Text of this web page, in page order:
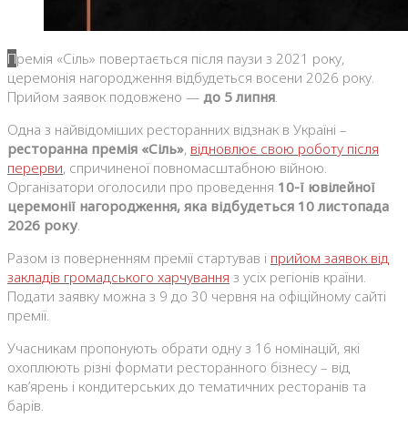
Премія «Сіль» повертається після паузи з 2021 року,
церемонія нагородження відбудеться восени 2026 року.
Прийом заявок подовжено — до 5 липня.
Одна з найвідоміших ресторанних відзнак в Україні –
ресторанна премія «Сіль», відновлює свою роботу після
перерви, спричиненої повномасштабною війною.
Організатори оголосили про проведення 10-ї ювілейної
церемонії нагородження, яка відбудеться 10 листопада
2026 року.
Разом із поверненням премії стартував і прийом заявок від
закладів громадського харчування з усіх регіонів країни.
Подати заявку можна з 9 до 30 червня на офіційному сайті
премії.
Учасникам пропонують обрати одну з 16 номінацій, які
охоплюють різні формати ресторанного бізнесу – від
кав’ярень і кондитерських до тематичних ресторанів та
барів.